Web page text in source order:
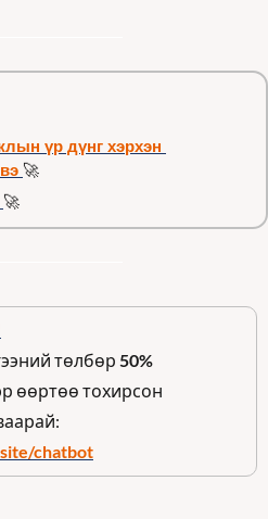
үр дүнг хэрхэн
🚀
🚀
төлбөр 50%
chatbot